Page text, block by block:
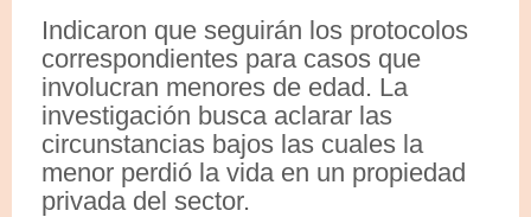
Indicaron que seguirán los protocolos
correspondientes para casos que
involucran menores de edad. La
investigación busca aclarar las
circunstancias bajos las cuales la
menor perdió la vida en un propiedad
privada del sector.